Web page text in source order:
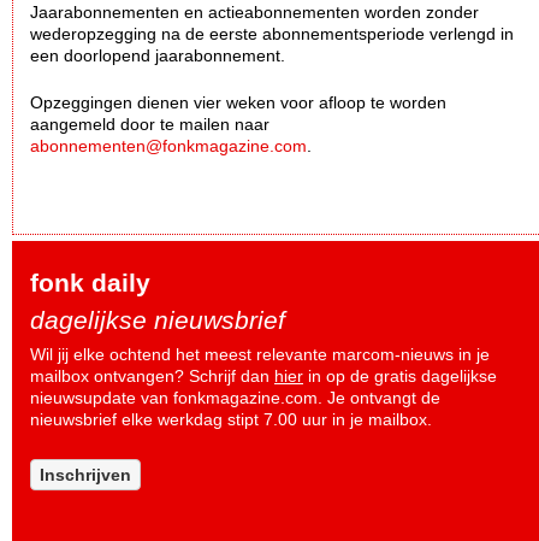
Jaarabonnementen en actieabonnementen worden zonder
wederopzegging na de eerste abonnementsperiode verlengd in
een doorlopend jaarabonnement.
Opzeggingen dienen vier weken voor afloop te worden
aangemeld door te mailen naar
abonnementen@fonkmagazine.com
fonk daily
dagelijkse nieuwsbrief
Wil jij elke ochtend het meest relevante marcom-nieuws in je
mailbox ontvangen? Schrijf dan hier in op de gratis dagelijkse
nieuwsupdate van fonkmagazine.com. Je ontvangt de
nieuwsbrief elke werkdag stipt 7.00 uur in je mailbox.
Inschrijven